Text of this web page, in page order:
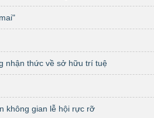
nhận thức về sở hữu trí tuệ
không gian lễ hội rực rỡ